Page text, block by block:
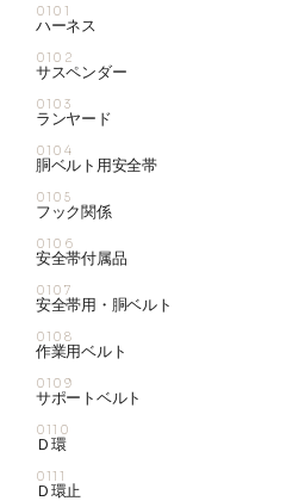
採用情報
お問い合わせはこちら
0101
ハーネス
0102
サスペンダー
0103
ランヤード
0104
胴ベルト用安全帯
0105
フック関係
0106
安全帯付属品
0107
安全帯用・胴ベルト
0108
作業用ベルト
0109
サポートベルト
0110
Ｄ環
0111
Ｄ環止